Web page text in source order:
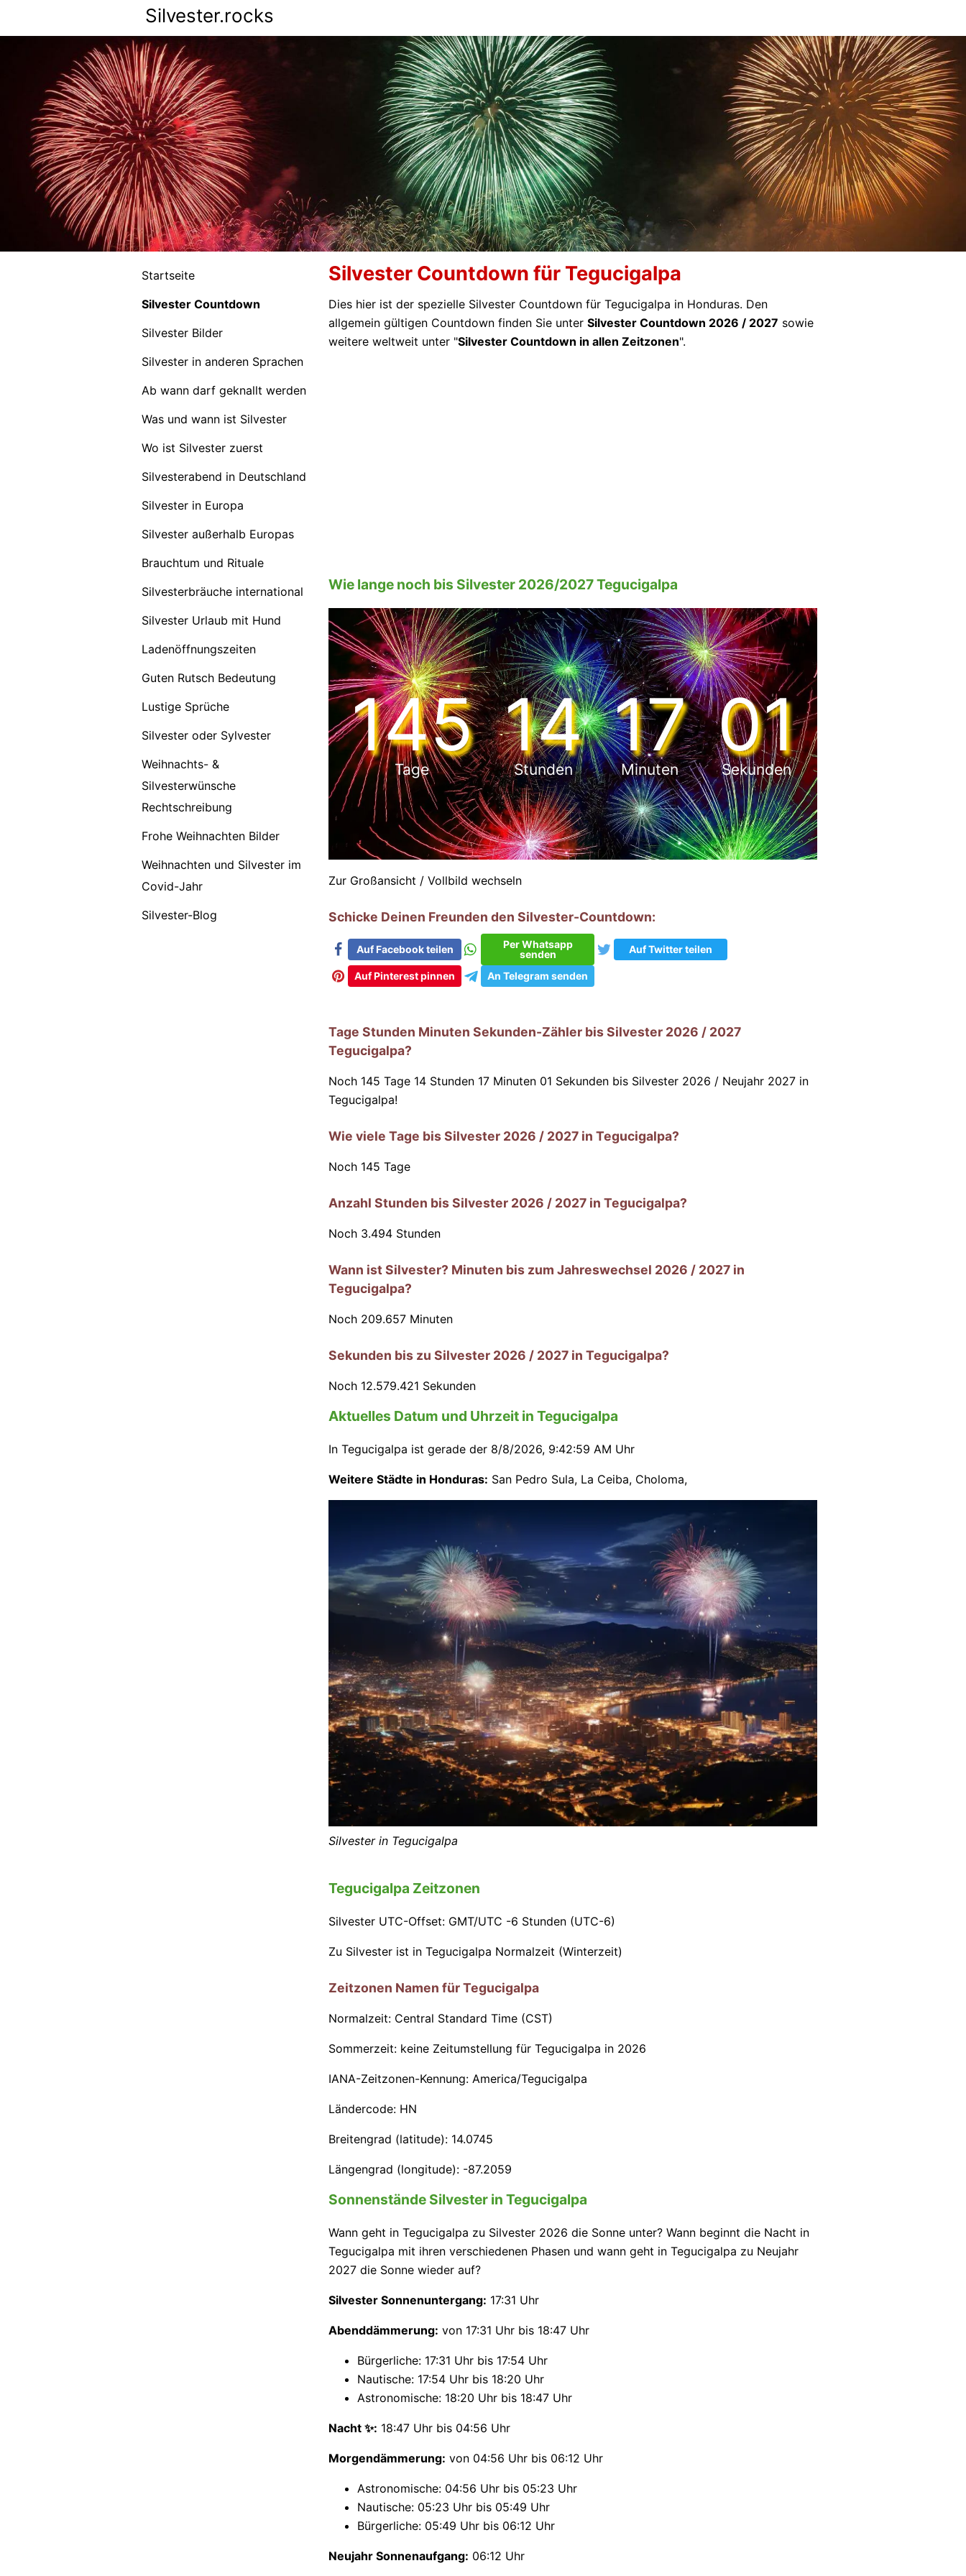
Silvester.rocks
Startseite
Silvester Countdown
Silvester Bilder
Silvester in anderen Sprachen
Ab wann darf geknallt werden
Was und wann ist Silvester
Wo ist Silvester zuerst
Silvesterabend in Deutschland
Silvester in Europa
Silvester außerhalb Europas
Brauchtum und Rituale
Silvesterbräuche international
Silvester Urlaub mit Hund
Ladenöffnungszeiten
Guten Rutsch Bedeutung
Lustige Sprüche
Silvester oder Sylvester
Weihnachts- &
Silvesterwünsche
Rechtschreibung
Frohe Weihnachten Bilder
Weihnachten und Silvester im
Covid-Jahr
Silvester-Blog
Silvester Countdown für Tegucigalpa
Dies hier ist der spezielle Silvester Countdown für Tegucigalpa in Honduras. Den
allgemein gültigen Countdown finden Sie unter Silvester Countdown 2026 / 2027 sowie
weitere weltweit unter "Silvester Countdown in allen Zeitzonen".
Wie lange noch bis Silvester 2026/2027 Tegucigalpa
145
Tage
14
Stunden
17
Minuten
00
Sekunden
Zur Großansicht / Vollbild wechseln
Schicke Deinen Freunden den Silvester-Countdown:
Auf Facebook teilen
Per Whatsapp
senden
Auf Twitter teilen
Auf Pinterest pinnen An Telegram senden
Tage Stunden Minuten Sekunden-Zähler bis Silvester 2026 / 2027
Tegucigalpa?
Noch 145 Tage 14 Stunden 17 Minuten 00 Sekunden bis Silvester 2026 / Neujahr 2027 in
Tegucigalpa!
Wie viele Tage bis Silvester 2026 / 2027 in Tegucigalpa?
Noch 145 Tage
Anzahl Stunden bis Silvester 2026 / 2027 in Tegucigalpa?
Noch 3.494 Stunden
Wann ist Silvester? Minuten bis zum Jahreswechsel 2026 / 2027 in
Tegucigalpa?
Noch 209.657 Minuten
Sekunden bis zu Silvester 2026 / 2027 in Tegucigalpa?
Noch 12.579.420 Sekunden
Aktuelles Datum und Uhrzeit in Tegucigalpa
In Tegucigalpa ist gerade der 8/8/2026, 9:43:00 AM Uhr
Weitere Städte in Honduras: San Pedro Sula, La Ceiba, Choloma,
Silvester in Tegucigalpa
Tegucigalpa Zeitzonen
Silvester UTC-Offset: GMT/UTC -6 Stunden (UTC-6)
Zu Silvester ist in Tegucigalpa Normalzeit (Winterzeit)
Zeitzonen Namen für Tegucigalpa
Normalzeit: Central Standard Time (CST)
Sommerzeit: keine Zeitumstellung für Tegucigalpa in 2026
IANA-Zeitzonen-Kennung: America/Tegucigalpa
Ländercode: HN
Breitengrad (latitude): 14.0745
Längengrad (longitude): -87.2059
Sonnenstände Silvester in Tegucigalpa
Wann geht in Tegucigalpa zu Silvester 2026 die Sonne unter? Wann beginnt die Nacht in
Tegucigalpa mit ihren verschiedenen Phasen und wann geht in Tegucigalpa zu Neujahr
2027 die Sonne wieder auf?
Silvester Sonnenuntergang: 17:31 Uhr
Abenddämmerung: von 17:31 Uhr bis 18:47 Uhr
Bürgerliche: 17:31 Uhr bis 17:54 Uhr
Nautische: 17:54 Uhr bis 18:20 Uhr
Astronomische: 18:20 Uhr bis 18:47 Uhr
Nacht ✨: 18:47 Uhr bis 04:56 Uhr
Morgendämmerung: von 04:56 Uhr bis 06:12 Uhr
Astronomische: 04:56 Uhr bis 05:23 Uhr
Nautische: 05:23 Uhr bis 05:49 Uhr
Bürgerliche: 05:49 Uhr bis 06:12 Uhr
Neujahr Sonnenaufgang: 06:12 Uhr